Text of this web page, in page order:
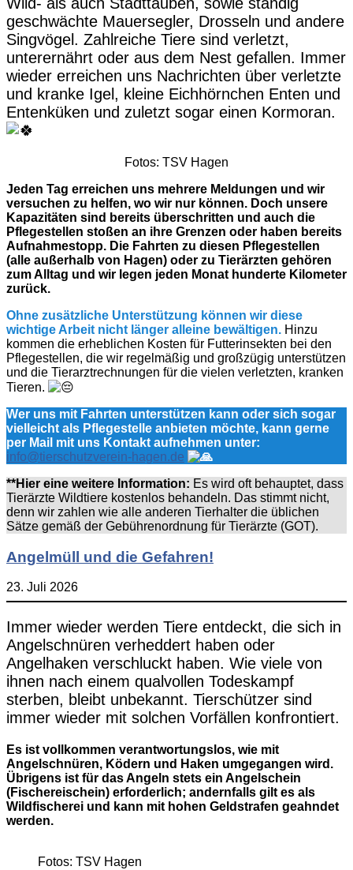
geschwächte Mauersegler, Drosseln und andere
Singvögel. Zahlreiche Tiere sind verletzt,
unterernährt oder aus dem Nest gefallen. Immer
wieder erreichen uns Nachrichten über verletzte
und kranke Igel, kleine Eichhörnchen Enten und
Entenküken und zuletzt sogar einen Kormoran.
Fotos: TSV Hagen
Jeden Tag erreichen uns mehrere Meldungen und wir
versuchen zu helfen, wo wir nur können. Doch unsere
Kapazitäten sind bereits überschritten und auch die
Pflegestellen stoßen an ihre Grenzen oder haben bereits
Aufnahmestopp. Die Fahrten zu diesen Pflegestellen
(alle außerhalb von Hagen) oder zu Tierärzten gehören
zum Alltag und wir legen jeden Monat hunderte Kilometer
zurück.
Ohne zusätzliche Unterstützung können wir diese
wichtige Arbeit nicht länger alleine bewältigen. Hinzu
kommen die erheblichen Kosten für Futterinsekten bei den
Pflegestellen, die wir regelmäßig und großzügig unterstützen
und die Tierarztrechnungen für die vielen verletzten, kranken
Tieren.
Wer uns mit Fahrten unterstützen kann oder sich sogar
vielleicht als Pflegestelle anbieten möchte, kann gerne
per Mail mit uns Kontakt aufnehmen unter:
info@tierschutzverein-hagen.de
**Hier eine weitere Information: Es wird oft behauptet, dass
Tierärzte Wildtiere kostenlos behandeln. Das stimmt nicht,
denn wir zahlen wie alle anderen Tierhalter die üblichen
Sätze gemäß der Gebührenordnung für Tierärzte (GOT).
Angelmüll und die Gefahren!
23. Juli 2026
Immer wieder werden Tiere entdeckt, die sich in
Angelschnüren verheddert haben oder
Angelhaken verschluckt haben. Wie viele von
ihnen nach einem qualvollen Todeskampf
sterben, bleibt unbekannt. Tierschützer sind
immer wieder mit solchen Vorfällen konfrontiert.
Es ist vollkommen verantwortungslos, wie mit
Angelschnüren, Ködern und Haken umgegangen wird.
Übrigens ist für das Angeln stets ein Angelschein
(Fischereischein) erforderlich; andernfalls gilt es als
Wildfischerei und kann mit hohen Geldstrafen geahndet
werden.
Fotos: TSV Hagen